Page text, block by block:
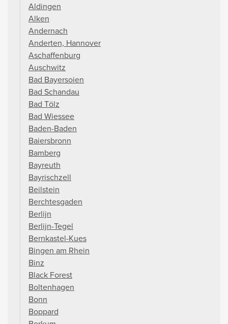
Aldingen
Alken
Andernach
Anderten, Hannover
Aschaffenburg
Auschwitz
Bad Bayersoien
Bad Schandau
Bad Tölz
Bad Wiessee
Baden-Baden
Baiersbronn
Bamberg
Bayreuth
Bayrischzell
Beilstein
Berchtesgaden
Berlijn
Berlijn-Tegel
Bernkastel-Kues
Bingen am Rhein
Binz
Black Forest
Boltenhagen
Bonn
Boppard